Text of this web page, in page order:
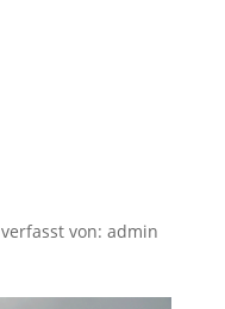
verfasst von: admin